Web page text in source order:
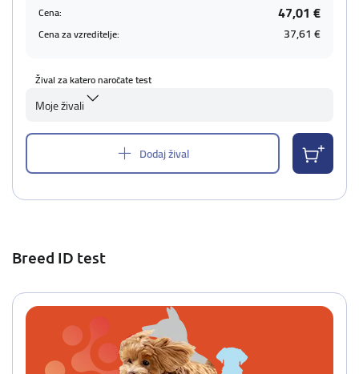
Cena: 47,01 €
Cena za vzreditelje: 37,61 €
Žival za katero naročate test
Moje živali
Dodaj žival
Breed ID test